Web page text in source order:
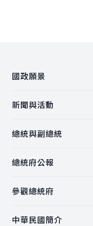
國政願景
新聞與活動
總統與副總統
總統府公報
參觀總統府
中華民國簡介